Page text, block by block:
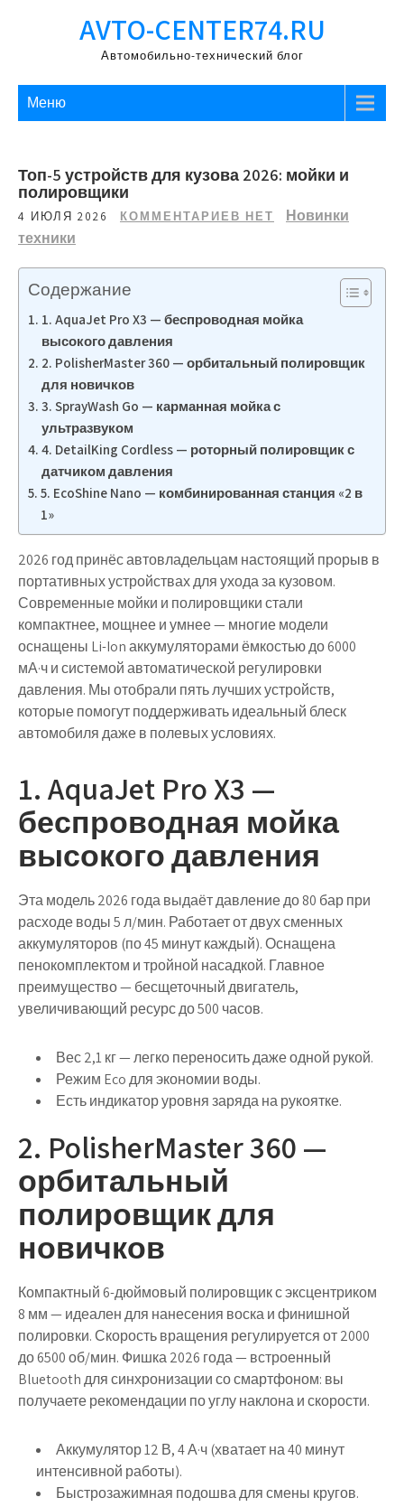
AVTO-CENTER74.RU
Автомобильно-технический блог
Меню
Топ-5 устройств для кузова 2026: мойки и
полировщики
4 ИЮЛЯ 2026 КОММЕНТАРИЕВ НЕТ
Новинки
техники
Содержание
1. AquaJet Pro X3 — беспроводная мойка
высокого давления
2. PolisherMaster 360 — орбитальный полировщик
для новичков
3. SprayWash Go — карманная мойка с
ультразвуком
4. DetailKing Cordless — роторный полировщик с
датчиком давления
5. EcoShine Nano — комбинированная станция «2 в
1»
2026 год принёс автовладельцам настоящий прорыв в
портативных устройствах для ухода за кузовом.
Современные мойки и полировщики стали
компактнее, мощнее и умнее — многие модели
оснащены Li-Ion аккумуляторами ёмкостью до 6000
мА·ч и системой автоматической регулировки
давления. Мы отобрали пять лучших устройств,
которые помогут поддерживать идеальный блеск
автомобиля даже в полевых условиях.
1. AquaJet Pro X3 —
беспроводная мойка
высокого давления
Эта модель 2026 года выдаёт давление до 80 бар при
расходе воды 5 л/мин. Работает от двух сменных
аккумуляторов (по 45 минут каждый). Оснащена
пенокомплектом и тройной насадкой. Главное
преимущество— бесщеточный двигатель,
увеличивающий ресурс до 500 часов.
Вес 2,1 кг — легко переносить даже одной рукой.
Режим Eco для экономии воды.
Есть индикатор уровня заряда на рукоятке.
2. PolisherMaster 360 —
орбитальный
полировщик для
новичков
Компактный 6-дюймовый полировщик с эксцентриком
8 мм — идеален для нанесения воска и финишной
полировки. Скорость вращения регулируется от 2000
до 6500 об/мин. Фишка 2026 года— встроенный
Bluetooth для синхронизации со смартфоном: вы
получаете рекомендации по углу наклона и скорости.
Аккумулятор 12 В, 4 А·ч (хватает на 40 минут
интенсивной работы).
Быстрозажимная подошва для смены кругов.